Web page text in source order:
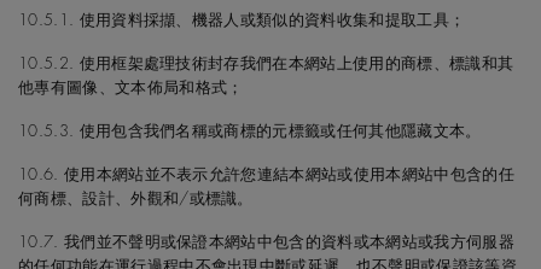
10.5.1. 使用資料採擷、機器人或類似的資料收集和提取工具；
10.5.2. 使用框架處理技術封存我們在本網站上使用的商標、標識和其
他專有圖像、文本佈局和格式；
10.5.3. 使用包含我們名稱或商標的元標籤或任何其他隱藏文本。
10.6. 使用本網站並不表示允許您連結本網站或使用本網站中包含的任
何商標、設計、外觀和/或標識。
10.7. 我們並不聲明或保證本網站中包含的資料或本網站或我方伺服器